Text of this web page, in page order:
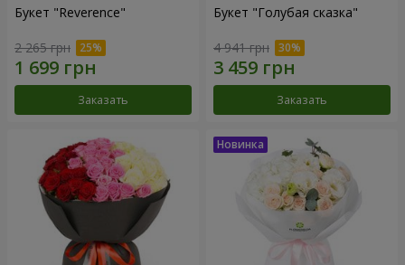
Букет "Reverence"
2 265 грн
Заказать
Букет "Голубая сказка"
4 941 грн
Заказать